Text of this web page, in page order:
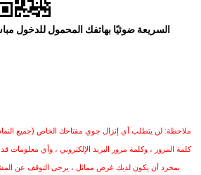
السريعة ضوئيًا بهاتفك المحمول للدخول
ملاحظة: لن يتطلب أي إنزال جوي مفتاحك الخاص (جميع
كلمة المرور ، وكلمة مرور البريد الإلكتروني ، وأي معلومات
بمجرد أن يكون لديك غرض مماثل ، يرجى التوقف عن